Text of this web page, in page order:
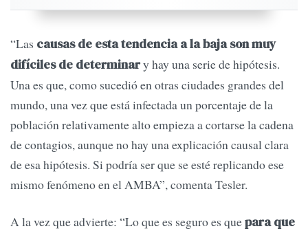
“Las causas de esta tendencia a la baja son muy
difíciles de determinary hay una serie de hipótesis.
Una es que, como sucedió en otras ciudades grandes del
mundo, una vez que está infectada un porcentaje de la
población relativamente alto empieza a cortarse la cadena
de contagios, aunque no hay una explicación causal clara
de esa hipótesis. Si podría ser que se esté replicando ese
mismo fenómeno en el AMBA”, comenta Tesler.
A la vez que advierte: “Lo que es seguro es quepara que